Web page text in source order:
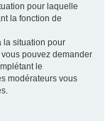
pour laquelle
la fonction de
la situation pour
pouvez demander
le
modérateurs vous